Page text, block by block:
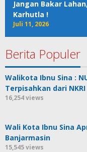
Jangan Bakar
Karhutla !
Juli 11, 2026
Berita Populer
Walikota Ibnu Sina :
Terpisahkan dari NKRI
16,254 views
Wali Kota Ibnu Sina
Banjarmasin
15,545 views